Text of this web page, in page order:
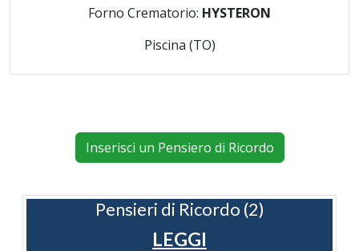
Forno Crematorio: HYSTERON
Piscina (TO)
Inserisci un Pensiero di Ricordo
Pensieri di Ricordo (2)
LEGGI